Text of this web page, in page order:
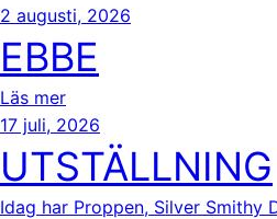
2 augusti, 2026
EBBE
Läs mer
17 juli, 2026
UTSTÄLLNING
Idag har Proppen, Silver Smithy